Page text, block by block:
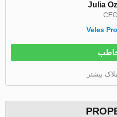
Julia
CEO
Veles